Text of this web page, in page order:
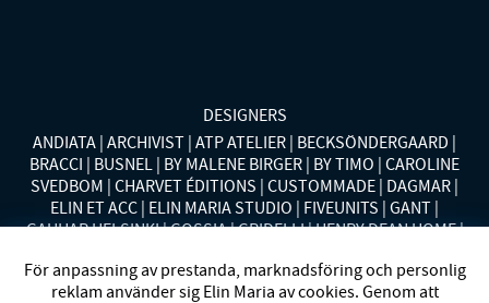
DESIGNERS
ANDIATA ARCHIVIST ATP ATELIER BECKSÖNDERGAARD
BRACCI BUSNEL BY MALENE BIRGER BY TIMO CAROLINE
SVEDBOM CHARVET ÉDITIONS CUSTOMMADE DAGMAR
ELIN ET ACC ELIN MARIA STUDIO FIVEUNITS GANT
GAUHAR HELSINKI GOSSIA GRIDELLI HENRY DEAN HOME
MISSONI HOME MONO MORENO CALIFORNIA MOS MOSH
MRS HOSIERY NORDAN HOME NÜMPH POLO RALPH
För anpassning av prestanda, marknadsföring och personlig
reklam använder sig Elin Maria av cookies. Genom att